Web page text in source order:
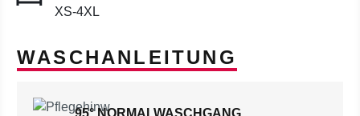
XS-4XL
WASCHANLEITUNG
95° NORMALWASCHGANG